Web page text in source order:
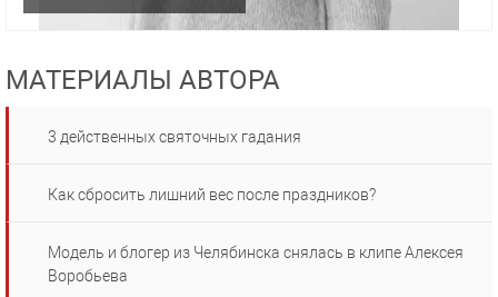
МАТЕРИАЛЫ АВТОРА
3 действенных святочных гадания
Как сбросить лишний вес после праздников?
Модель и блогер из Челябинска снялась в клипе Алексея
Воробьева